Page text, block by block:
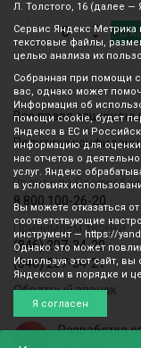
В
Все права
Политика
Звонок по России
8 800 100-26-20
Принимаем звонки
(846) 207-34-20
(846) 207-34-21
Обратный звонок
Разработка
Л. Толстого, 16 (далее —
Сервис Яндекс Метрика
текстовые файлы,
целью анализа их
Собранная при помощи
вас, однако может
Информация об
помощи cookie, будет
Яндекса в ЕС и
информацию для оценки
нас отчетов о
услуг. Яндекс
в условиях
Вы можете отказаться
соответствующие
инструмент — https://
Однако это может
Используя этот сайт,
Яндексом в порядке и
Я согласен